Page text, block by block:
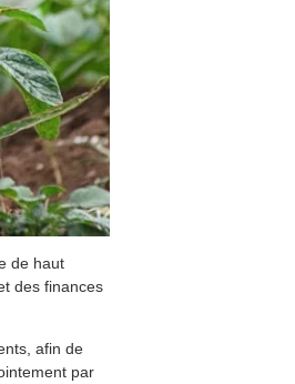
de haut
des finances
afin de
par